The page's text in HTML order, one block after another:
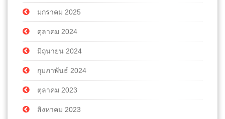
มกราคม 2025
ตุลาคม 2024
มิถุนายน 2024
กุมภาพันธ์ 2024
ตุลาคม 2023
สิงหาคม 2023